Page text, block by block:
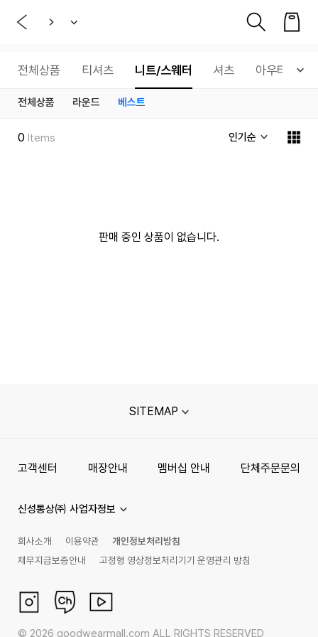
전체상품 티셔츠 니트/스웨터 셔츠 아우터
전체상품 라운드 베스트
0 Items 인기순
판매 중인 상품이 없습니다.
SITEMAP
고객센터 매장안내 멤버십 안내 단체주문문의
신성통상㈜ 사업자정보
회사소개 이용약관
개인정보처리방침
채무지급보증안내
고정형 영상정보처리기기 운영관리 방침
© 2026 goodwearmall.com ALL RIGHTS RESERVED